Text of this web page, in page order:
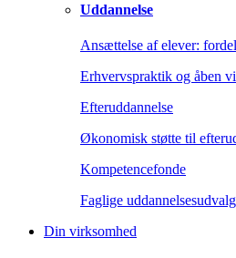
Uddannelse
Ansættelse af elever:
Erhvervspraktik og åben
Efteruddannelse
Økonomisk støtte til
Kompetencefonde
Faglige uddannelsesudvalg
Din virksomhed